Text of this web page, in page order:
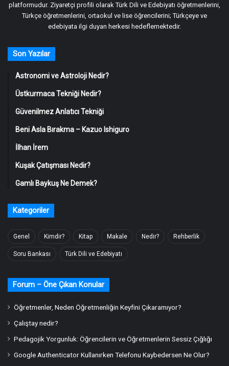
platformudur. Ziyaretçi profili olarak Türk Dili ve Edebiyatı öğretmenlerini,
Türkçe öğretmenlerini, ortaokul ve lise öğrencilerini; Türkçeye ve
edebiyata ilgi duyan herkesi hedeflemektedir.
Son Yazılar
Astronomi ve Astroloji Nedir?
Üstkurmaca Tekniği Nedir?
Güvenilmez Anlatıcı Tekniği
Beni Asla Bırakma – Kazuo Ishiguro
İlhan İrem
Kuşak Çatışması Nedir?
Gamlı Baykuş Ne Demek?
Kategoriler
Genel Kimdir? Kitap Makale Nedir? Rehberlik
Soru Bankası Türk Dili ve Edebiyatı
Forum – Öne Çıkan Konular
Öğretmenler, Neden Öğretmenliğin Keyfini Çıkaramıyor?
Çalıştay nedir?
Pedagojik Yorgunluk: Öğrencilerin ve Öğretmenlerin Sessiz Çığlığı
Google Authenticator Kullanırken Telefonu Kaybedersen Ne Olur?